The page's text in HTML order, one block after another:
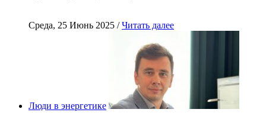
Среда, 25 Июнь 2025 /Читать далее
Люди в энергетике